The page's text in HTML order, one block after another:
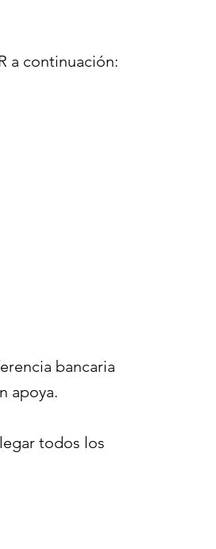
a continuación:
bancaria
apoya.
todos los